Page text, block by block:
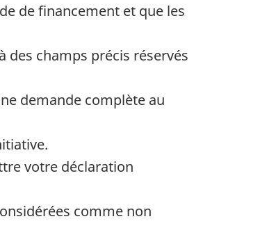
de financement et que les
des champs précis réservés
demande complète au
votre déclaration
comme non